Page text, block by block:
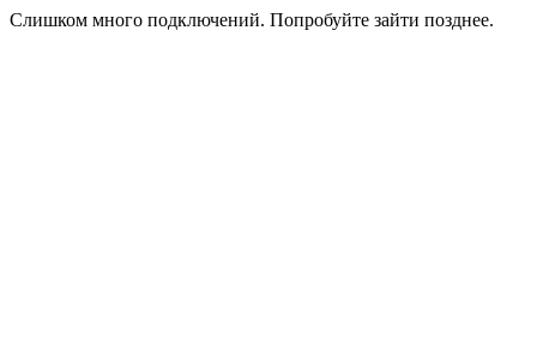
Слишком много подключений. Попробуйте зайти позднее.